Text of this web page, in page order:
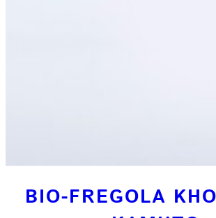
BIO-FREGOLA